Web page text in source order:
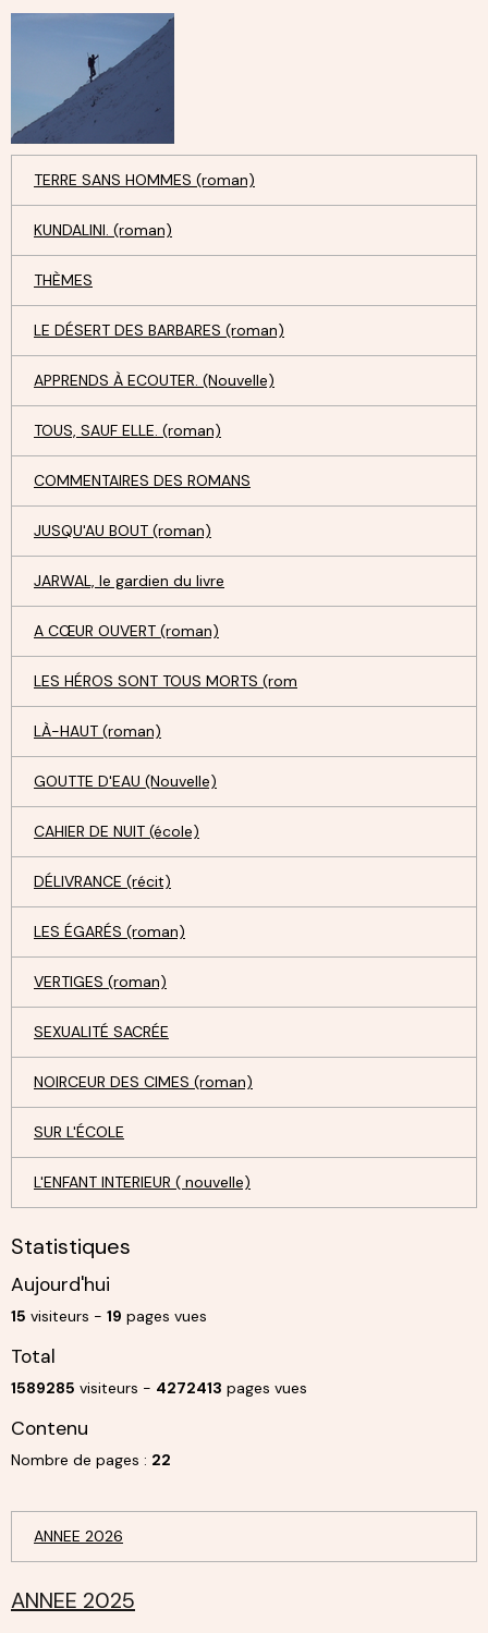
TERRE SANS HOMMES (roman)
KUNDALINI. (roman)
THÈMES
LE DÉSERT DES BARBARES (roman)
APPRENDS À ECOUTER. (Nouvelle)
TOUS, SAUF ELLE. (roman)
COMMENTAIRES DES ROMANS
JUSQU'AU BOUT (roman)
JARWAL, le gardien du livre
A CŒUR OUVERT (roman)
LES HÉROS SONT TOUS MORTS (rom
LÀ-HAUT (roman)
GOUTTE D'EAU (Nouvelle)
CAHIER DE NUIT (école)
DÉLIVRANCE (récit)
LES ÉGARÉS (roman)
VERTIGES (roman)
SEXUALITÉ SACRÉE
NOIRCEUR DES CIMES (roman)
SUR L'ÉCOLE
L'ENFANT INTERIEUR ( nouvelle)
Statistiques
Aujourd'hui
15 visiteurs - 19 pages vues
Total
1589285 visiteurs - 4272413 pages vues
Contenu
Nombre de pages : 22
ANNEE 2026
ANNEE 2025